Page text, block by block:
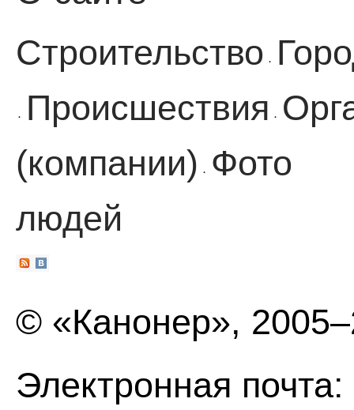
Строительство ·
· Происшествия ·
(компании)
·
Фото
людей
© «Канонер»,
Электронная почта: